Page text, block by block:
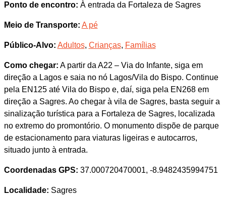
Ponto de encontro: À entrada da Fortaleza de Sagres
Meio de Transporte: A pé
Público-Alvo: Adultos, Crianças, Famílias
Como chegar: A partir da A22 – Via do Infante, siga em
direção a Lagos e saia no nó Lagos/Vila do Bispo. Continue
pela EN125 até Vila do Bispo e, daí, siga pela EN268 em
direção a Sagres. Ao chegar à vila de Sagres, basta seguir a
sinalização turística para a Fortaleza de Sagres, localizada
no extremo do promontório. O monumento dispõe de parque
de estacionamento para viaturas ligeiras e autocarros,
situado junto à entrada.
Coordenadas GPS: 37.000720470001, -8.9482435994751
Localidade: Sagres